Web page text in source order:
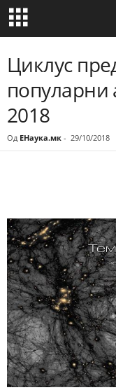
Циклус
популарни
2018
Од ЕНаука.мк - 29/10/2018